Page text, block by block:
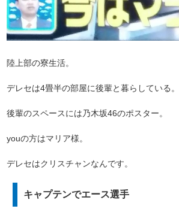
陸上部の寮生活。
デレセは4畳半の部屋に後輩と暮らしている。
後輩のスペースには乃木坂46のポスター。
youの方はマリア様。
デレセはクリスチャンなんです。
キャプテンでエース選手